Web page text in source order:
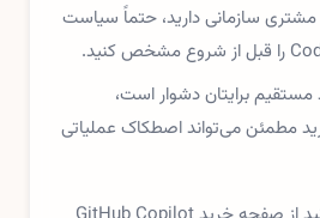
سازمانی دارید، حتماً سیاست
برایتان دشوار است،
مطمئن می‌تواند اصطکاک عملیاتی